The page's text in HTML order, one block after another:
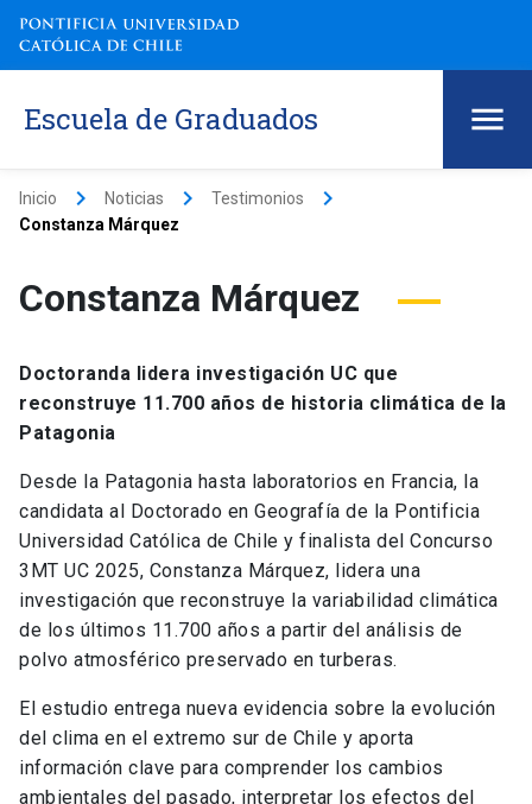
Escuela de Graduados
Inicio keyboard_arrow_right Noticias keyboard_arrow_right Testimonios keyboard_arrow_right
Constanza Márquez
Constanza Márquez
Doctoranda lidera investigación UC que
reconstruye 11.700 años de historia climática de la
Patagonia
Desde la Patagonia hasta laboratorios en Francia, la
candidata al Doctorado en Geografía de la Pontificia
Universidad Católica de Chile y finalista del Concurso
3MT UC 2025, Constanza Márquez, lidera una
investigación que reconstruye la variabilidad climática
de los últimos 11.700 años a partir del análisis de
polvo atmosférico preservado en turberas.
El estudio entrega nueva evidencia sobre la evolución
del clima en el extremo sur de Chile y aporta
información clave para comprender los cambios
ambientales del pasado, interpretar los efectos del